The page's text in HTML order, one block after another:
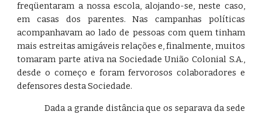
freqüentaram a nossa escola, alojando-se, neste caso,
em casas dos parentes. Nas campanhas políticas
acompanhavam ao lado de pessoas com quem tinham
mais estreitas amigáveis relações e, finalmente, muitos
tomaram parte ativa na Sociedade União Colonial S.A.,
desde o começo e foram fervorosos colaboradores e
defensores desta Sociedade.
Dada a grande distância que os separava da sede